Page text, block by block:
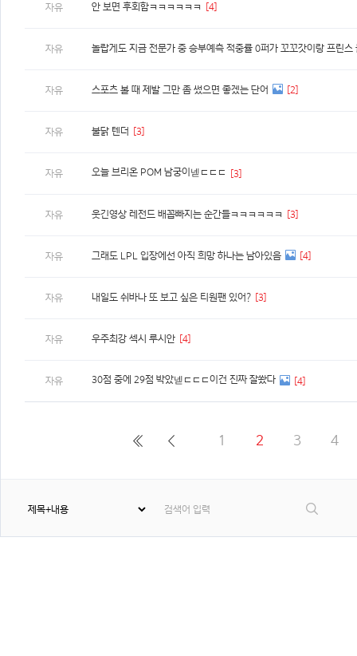
자유 안 보면 후회함ㅋㅋㅋㅋㅋㅋ [4]
자유 놀랍게도 지금 전문가 중 승부예측 적중률 0퍼가 꼬꼬갓이랑 프린스
자유 스포츠 볼 때 제발 그만 좀 썼으면 좋겠는 단어 [2]
자유 불닭 텐더 [3]
자유 오늘 브리온 POM 남궁이넫ㄷㄷㄷ [3]
자유 웃긴영상 레전드 배꼽빠지는 순간들ㅋㅋㅋㅋㅋㅋ [3]
자유 그래도 LPL 입장에선 아직 희망 하나는 남아있음 [4]
자유 내일도 쉬바나 또 보고 싶은 티원팬 있어? [3]
자유 우주최강 섹시 루시안 [4]
자유 30점 중에 29점 박았넫ㄷㄷㄷ이건 진짜 잘쐈다 [4]
1 2 3 4